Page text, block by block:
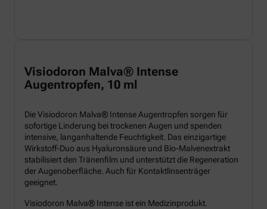
Visiodoron Malva® Intense
Augentropfen, 10 ml
Die Visiodoron Malva® Intense Augentropfen sorgen für
sofortige Linderung bei trockenen Augen und spenden
intensive, langanhaltende Feuchtigkeit. Das einzigartige
Wirkstoff-Duo aus Hyaluronsäure und Bio-Malvenextrakt
stabilisiert den Tränenfilm und unterstützt die Regeneration
der Augenoberfläche. Auch für Kontaktlinsenträger
geeignet.
Visiodoron Malva® Intense ist ein Medizinprodukt.